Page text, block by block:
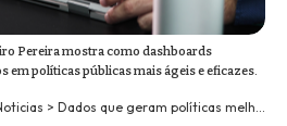
Pereira mostra como dashboards
políticas públicas mais ágeis e eficazes.
> Dados que geram políticas melhores: dashboards que antecipam problemas e aceleram soluções